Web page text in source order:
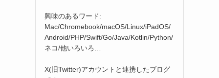
興味のあるワード:
Mac/Chromebook/macOS/Linux/iPadOS/
Android/PHP/Swift/Go/Java/Kotlin/Python/
ネコ/他いろいろ…
X(旧Twitter)アカウントと連携したブログ